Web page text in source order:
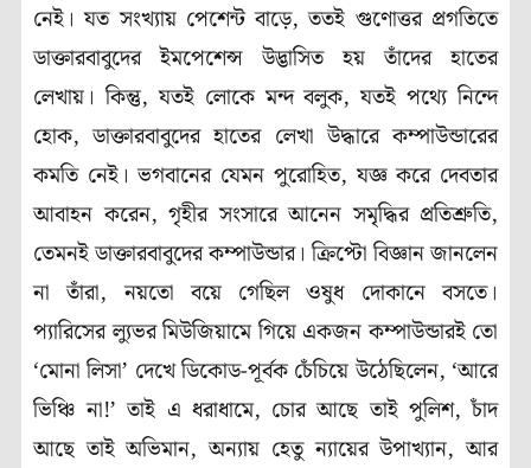
নেই। যত সংখ্যায় পেশেন্ট বাড়ে, ততই গুণোত্তর প্রগতিতে
ডাক্তারবাবুদের ইমপেশেন্স উদ্ভাসিত হয় তাঁদের হাতের
লেখায়। কিন্তু, যতই লোকে মন্দ বলুক, যতই পথ্যে নিন্দে
হোক, ডাক্তারবাবুদের হাতের লেখা উদ্ধারে কম্পাউন্ডারের
কমতি নেই। ভগবানের যেমন পুরোহিত, যজ্ঞ করে দেবতার
আবাহন করেন, গৃহীর সংসারে আনেন সমৃদ্ধির প্রতিশ্রুতি,
তেমনই ডাক্তারবাবুদের কম্পাউন্ডার। ক্রিপ্টো বিজ্ঞান জানলেন
না তাঁরা, নয়তো বয়ে গেছিল ওষুধ দোকানে বসতে।
প্যারিসের ল্যুভর মিউজিয়ামে গিয়ে একজন কম্পাউন্ডারই তো
‘মোনা লিসা’ দেখে ডিকোড-পূর্বক চেঁচিয়ে উঠেছিলেন, ‘আরে
ভিঞ্চি না!’ তাই এ ধরাধামে, চোর আছে তাই পুলিশ, চাঁদ
আছে তাই অভিমান, অন্যায় হেতু ন্যায়ের উপাখ্যান, আর